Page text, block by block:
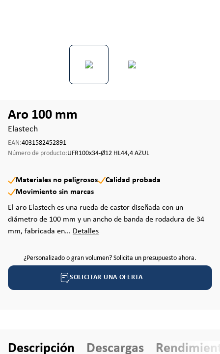
Aro 100 mm
Elastech
EAN:4031582452891
Número de producto:UFR100x34-Ø12 HL44,4 AZUL
Materiales no peligrosos
Calidad probada
Movimiento sin marcas
El aro Elastech es una rueda de castor diseñada con un
diámetro de 100 mm y un ancho de banda de rodadura de 34
mm, fabricada en... Detalles
¿Personalizado o gran volumen? Solicita un presupuesto ahora.
SOLICITAR UNA OFERTA
Descripción Descargas